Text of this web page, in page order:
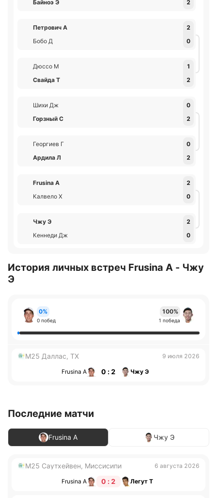
Байноэ Э 2
Петрович А
2
Бобо Д
0
Дюссо М
1
Свайда Т
2
Шихи Дж
0
Горзный С
2
Георгиев Г
0
Ардила Л
2
Frusina А
2
Калвело Х
0
Чжу Э
2
Кеннеди Дж
0
История личных встреч Frusina А - Чжу
Э
0%
0 побед
100%
1 победа
M25 Даллас, TX 9 июля 2026
Frusina А 0 : 2 Чжу Э
Последние матчи
Frusina А Чжу Э
M25 Саутхейвен, Миссисипи 6 августа 2026
Frusina А 0 : 2 Легут Т